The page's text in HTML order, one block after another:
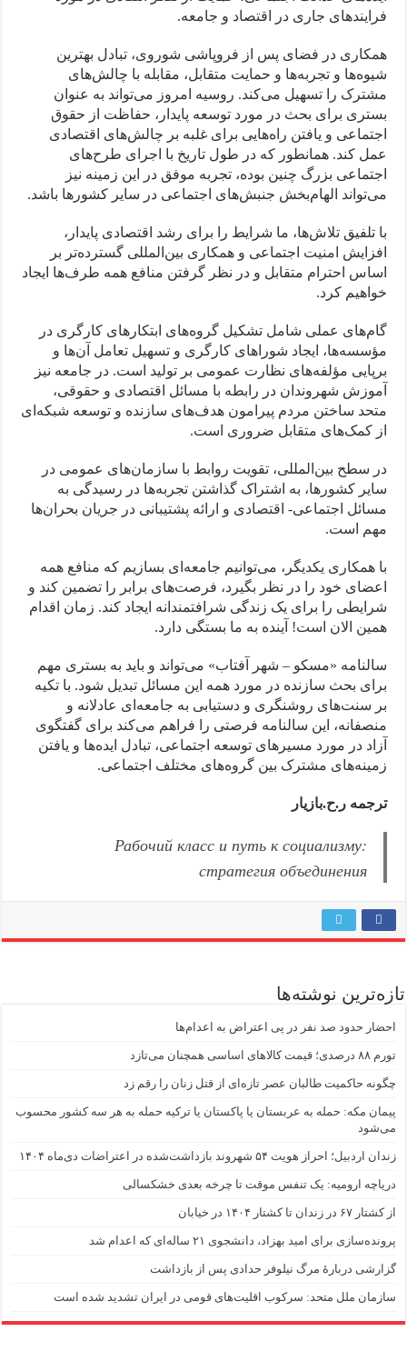
فرایندهای جاری در اقتصاد و جامعه.
همکاری در فضای پس از فروپاشی شوروی، تبادل بهترین
شیوه‌ها و تجربه‌ها و حمایت متقابل، مقابله با چالش‌های
مشترک را تسهیل می‌کند. روسیه امروز می‌تواند به عنوان
بستری برای بحث در مورد توسعه پایدار، حفاظت از حقوق
اجتماعی و یافتن راه‌هایی برای غلبه بر چالش‌های اقتصادی
عمل کند. همانطور که در طول تاریخ با اجرای طرح‌های
اجتماعی بزرگ‌‌ چنین بوده، تجربه موفق در این زمینه نیز
می‌تواند الهام‌بخش جنبش‌های اجتماعی در سایر کشورها باشد.
با تلفیق تلاش‌ها، ما شرایط را برای رشد اقتصادی پایدار،
افزایش امنیت اجتماعی و همکاری بین‌المللی گسترده‌تر بر
اساس احترام متقابل و در نظر گرفتن منافع همه طرف‌ها ایجاد
خواهیم کرد.
گام‌های عملی شامل تشکیل گروه‌های ابتکار‌های کارگری در
مؤسسه‌ها، ایجاد شوراهای کارگری و تسهیل تعامل آن‌ها و
برپایی مؤلفه‌های نظارت عمومی بر تولید است. در جامعه نیز
آموزش شهروندان در رابطه با مسائل اقتصادی و حقوقی،
متحد ساختن مردم پیرامون هدف‌های سازنده و توسعه شبکه‌ای
از کمک‌های متقابل ضروری است.
در سطح بین‌المللی، تقویت روابط با سازمان‌های عمومی در
سایر کشورها، به اشتراک گذاشتن تجربه‌ها در رسیدگی به
مسائل اجتماعی- اقتصادی و ارائه پشتیبانی در جریان بحران‌ها
مهم است.
با همکاری یکدیگر، می‌توانیم جامعه‌ای بسازیم که منافع همه
اعضای خود را در نظر بگیرد، فرصت‌های برابر را تضمین کند و
شرایطی را برای یک زندگی شرافتمندانه ایجاد کند. زمان اقدام
همین الان است! آینده به ما بستگی دارد.
سالنامه «مسکو – شهر آفتاب» می‌تواند و باید به بستری مهم
برای بحث سازنده در مورد همه این مسائل تبدیل شود. با تکیه
بر سنت‌های روشنگری و دستیابی به جامعه‌ای عادلانه و
منصفانه، این سالنامه فرصتی را فراهم می‌کند برای گفتگوی
آزاد در مورد مسیرهای توسعه اجتماعی، تبادل ایده‌ها و یافتن
زمینه‌های مشترک بین گروه‌های مختلف اجتماعی.
ترجمه ر.ح.بازیار
Рабочий класс и путь к социализму:
стратегия объединения
نوشته‌ها
حدود صد نفر در پی اعتراض به اعدام‌ها
قیمت کالاهای اساسی همچنان می‌تازد
حاکمیت طالبان عصر تازه‌ای از قتل زنان را رقم زد
مکه: حمله به عربستان یا پاکستان یا ترکیه حمله به هر سه کشور محسوب
اردبیل؛ احراز هویت ۵۴ شهروند بازداشت‌شده در اعتراضات دی‌ماه ۱۴۰۴
ارومیه: یک تنفس موقت تا چرخه بعدی خشکسالی
۶۷ در زندان تا کشتار ۱۴۰۴ در خیابان
برای امید بهزاد، دانشجوی ۲۱ ساله‌ای که اعدام شد
دربارهٔ مرگ نیلوفر حدادی پس از بازداشت
ملل متحد: سرکوب اقلیت‌های قومی در ایران تشدید شده است